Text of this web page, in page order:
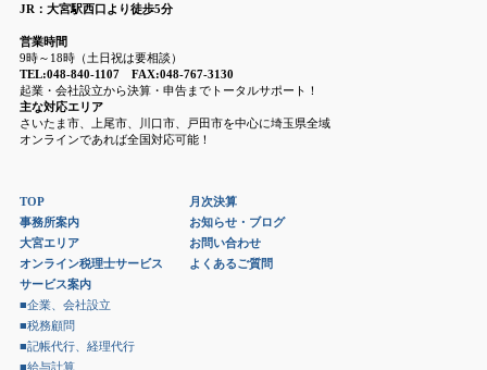
JR：大宮駅西口より徒歩5分
営業時間
9時～18時（土日祝は要相談）
TEL:048-840-1107 FAX:048-767-3130
起業・会社設立から決算・申告までトータルサポート！
主な対応エリア
さいたま市、上尾市、川口市、戸田市を中心に埼玉県全域
オンラインであれば全国対応可能！
TOP
事務所案内
大宮エリア
オンライン税理士サービス
サービス案内
■企業、会社設立
■税務顧問
■記帳代行、経理代行
■給与計算
月次決算
お知らせ・ブログ
お問い合わせ
よくあるご質問